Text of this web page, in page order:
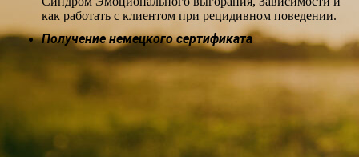
как работать с клиентом при рецидивном поведении.
Получение немецкого сертификата